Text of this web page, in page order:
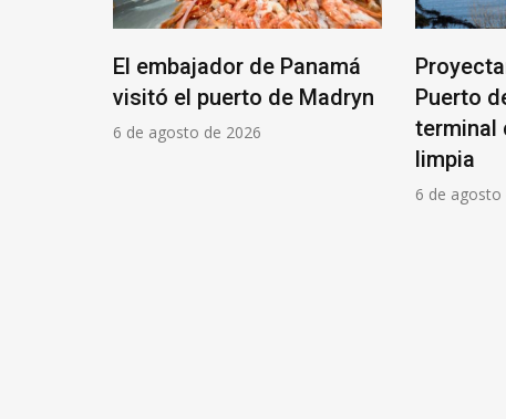
El embajador de Panamá
visitó el puerto de Madryn
6 de agosto de 2026
Puerto
terminal
limpia
6 de agosto